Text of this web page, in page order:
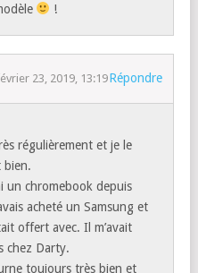
!
23, 2019, 13:19Répondre
régulièrement et je le
bien.
un chromebook depuis
acheté un Samsung et
offert avec. Il m’avait
chez Darty.
toujours très bien et